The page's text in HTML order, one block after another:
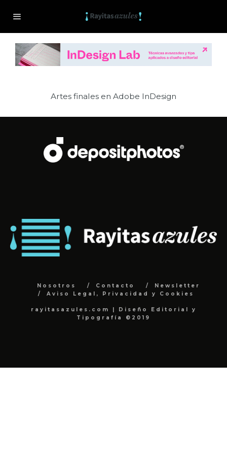
Artes finales en Adobe InDesign
Nosotros Contacto
Newsletter
Aviso Legal, Privacidad y Cookies
rayitasazules.com | Diseño Editorial y
Tipografía ©2019